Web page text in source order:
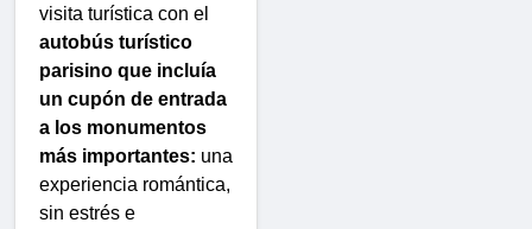
visita turística con el
autobús turístico
parisino que incluía
un cupón de entrada
a los monumentos
más importantes: una
experiencia romántica,
sin estrés e